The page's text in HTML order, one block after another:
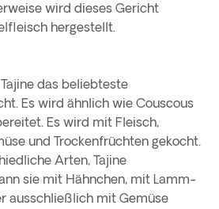
wird dieses Gericht
hergestellt.
das beliebteste
Es wird ähnlich wie Couscous
Es wird mit Fleisch,
und Trockenfrüchten gekocht.
Arten, Tajine
sie mit Hähnchen, mit Lamm-
ausschließlich mit Gemüse